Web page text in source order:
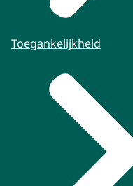
Toegankelijkheid